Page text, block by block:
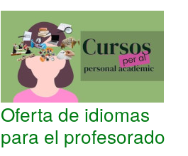
Oferta de idiomas
para el profesorado